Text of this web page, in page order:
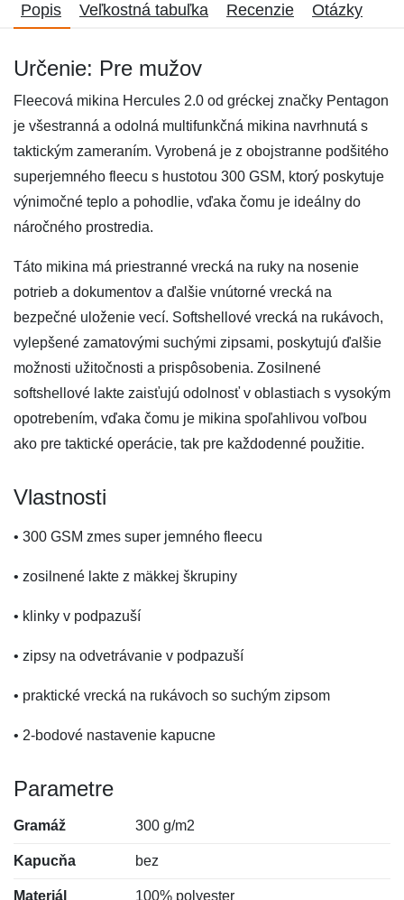
Popis Veľkostná tabuľka Recenzie Otázky
Určenie: Pre mužov
Fleecová mikina Hercules 2.0 od gréckej značky Pentagon
je všestranná a odolná multifunkčná mikina navrhnutá s
taktickým zameraním. Vyrobená je z obojstranne podšitého
superjemného fleecu s hustotou 300 GSM, ktorý poskytuje
výnimočné teplo a pohodlie, vďaka čomu je ideálny do
náročného prostredia.
Táto mikina má priestranné vrecká na ruky na nosenie
potrieb a dokumentov a ďalšie vnútorné vrecká na
bezpečné uloženie vecí. Softshellové vrecká na rukávoch,
vylepšené zamatovými suchými zipsami, poskytujú ďalšie
možnosti užitočnosti a prispôsobenia. Zosilnené
softshellové lakte zaisťujú odolnosť v oblastiach s vysokým
opotrebením, vďaka čomu je mikina spoľahlivou voľbou
ako pre taktické operácie, tak pre každodenné použitie.
Vlastnosti
• 300 GSM zmes super jemného fleecu
• zosilnené lakte z mäkkej škrupiny
• klinky v podpazuší
• zipsy na odvetrávanie v podpazuší
• praktické vrecká na rukávoch so suchým zipsom
• 2-bodové nastavenie kapucne
Parametre
Gramáž 300 g/m2
Kapucňa bez
Materiál 100% polyester